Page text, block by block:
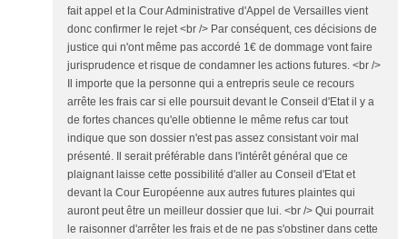
fait appel et la Cour Administrative d'Appel de Versailles vient
donc confirmer le rejet <br /> Par conséquent, ces décisions de
justice qui n'ont même pas accordé 1€ de dommage vont faire
jurisprudence et risque de condamner les actions futures. <br />
Il importe que la personne qui a entrepris seule ce recours
arrête les frais car si elle poursuit devant le Conseil d'Etat il y a
de fortes chances qu'elle obtienne le même refus car tout
indique que son dossier n'est pas assez consistant voir mal
présenté. Il serait préférable dans l'intérêt général que ce
plaignant laisse cette possibilité d'aller au Conseil d'Etat et
devant la Cour Européenne aux autres futures plaintes qui
auront peut être un meilleur dossier que lui. <br /> Qui pourrait
le raisonner d'arrêter les frais et de ne pas s'obstiner dans cette